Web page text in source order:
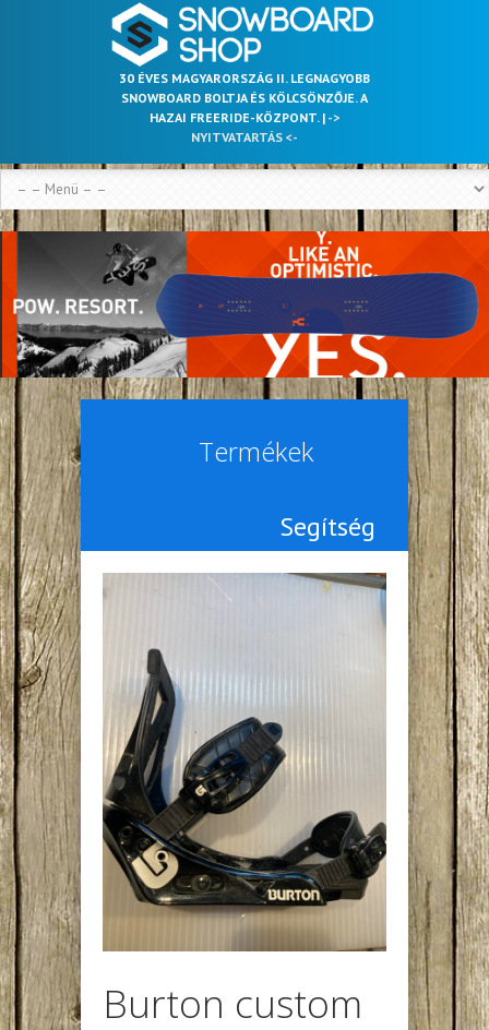
30 ÉVES MAGYARORSZÁG II. LEGNAGYOBB
SNOWBOARD BOLTJA ÉS KÖLCSÖNZŐJE. A
HAZAI FREERIDE-KÖZPONT. | ->
NYITVATARTÁS <-
Termékek
Segítség
Burton custom